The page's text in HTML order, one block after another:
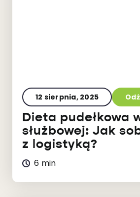
12 sierpnia, 2025
Dieta pudełkowa
służbowej: Jak
z logistyką?
6 min